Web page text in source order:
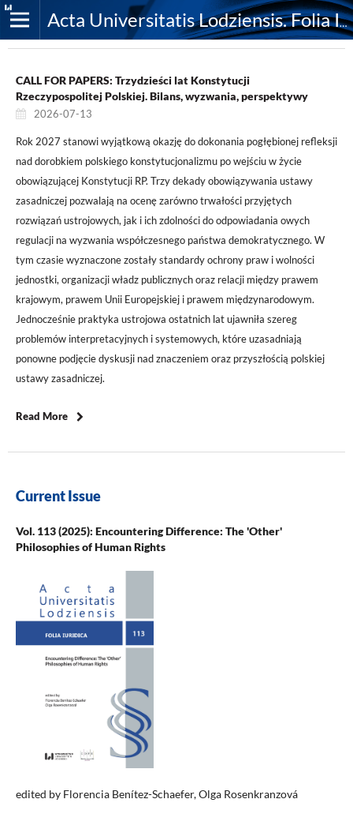
Acta Universitatis Lodziensis. Folia Iuridica
CALL FOR PAPERS: Trzydzieści lat Konstytucji
Rzeczypospolitej Polskiej. Bilans, wyzwania, perspektywy
2026-07-13
Rok 2027 stanowi wyjątkową okazję do dokonania pogłębionej refleksji
nad dorobkiem polskiego konstytucjonalizmu po wejściu w życie
obowiązującej Konstytucji RP. Trzy dekady obowiązywania ustawy
zasadniczej pozwalają na ocenę zarówno trwałości przyjętych
rozwiązań ustrojowych, jak i ich zdolności do odpowiadania owych
regulacji na wyzwania współczesnego państwa demokratycznego. W
tym czasie wyznaczone zostały standardy ochrony praw i wolności
jednostki, organizacji władz publicznych oraz relacji między prawem
krajowym, prawem Unii Europejskiej i prawem międzynarodowym.
Jednocześnie praktyka ustrojowa ostatnich lat ujawniła szereg
problemów interpretacyjnych i systemowych, które uzasadniają
ponowne podjęcie dyskusji nad znaczeniem oraz przyszłością polskiej
ustawy zasadniczej.
Read More
Current Issue
Vol. 113 (2025): Encountering Difference: The 'Other'
Philosophies of Human Rights
edited by Florencia Benítez-Schaefer, Olga Rosenkranzová